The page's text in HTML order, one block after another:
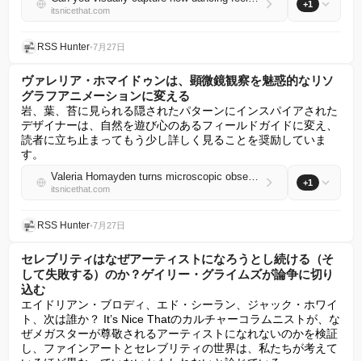
itsnicethat.com
+1
RSS Hunter•7月27日
ヴァレリア・ホマイドゥンは、顕微鏡観察を魅惑的なリソ
グラフアニメーションに変える
岩、葉、苔に見られる隠されたパターンにインスパイアされた
デザイナーは、自然を遊び心のあるフィールドガイドに変え、
読者に立ち止まってもう少し詳しく見ることを奨励していま
す。
Valeria Homayden turns microscopic observations into mesmerising Risograph animations
itsnicethat.com
+1
RSS Hunter•7月27日
セレブリティはなぜアーティストになろうとし続ける（そ
して失敗する）のか？ゲイリー・グライムズが論争に切り
込む
エイドリアン・ブロディ、エド・シーラン、ジャック・ホワイ
ト、次は誰か？ It’s Nice Thatのカルチャーコラムニストが、な
ぜメガスターが尊敬されるアーティストになれないのかを検証
し、ファインアートとセレブリティの世界は、私たちが考えて